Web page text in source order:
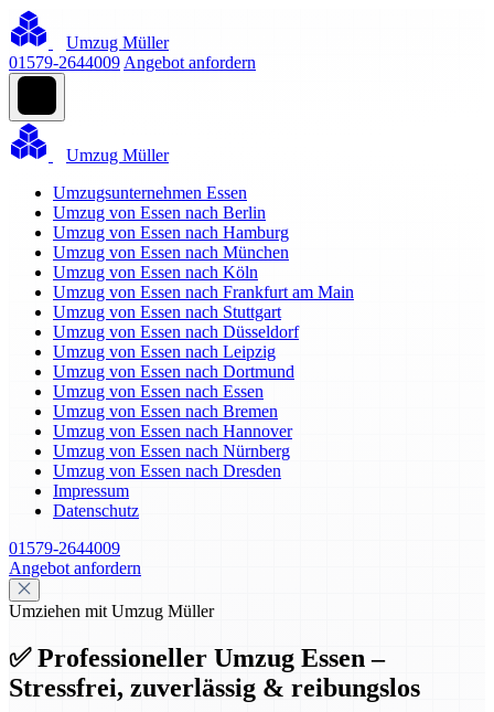
Umzug Müller
01579-2644009 Angebot anfordern
Umzug Müller
Umzugsunternehmen Essen
Umzug von Essen nach Berlin
Umzug von Essen nach Hamburg
Umzug von Essen nach München
Umzug von Essen nach Köln
Umzug von Essen nach Frankfurt am Main
Umzug von Essen nach Stuttgart
Umzug von Essen nach Düsseldorf
Umzug von Essen nach Leipzig
Umzug von Essen nach Dortmund
Umzug von Essen nach Essen
Umzug von Essen nach Bremen
Umzug von Essen nach Hannover
Umzug von Essen nach Nürnberg
Umzug von Essen nach Dresden
Impressum
Datenschutz
01579-2644009
Angebot anfordern
Umziehen mit Umzug Müller
✅ Professioneller Umzug Essen –
Stressfrei, zuverlässig & reibungslos